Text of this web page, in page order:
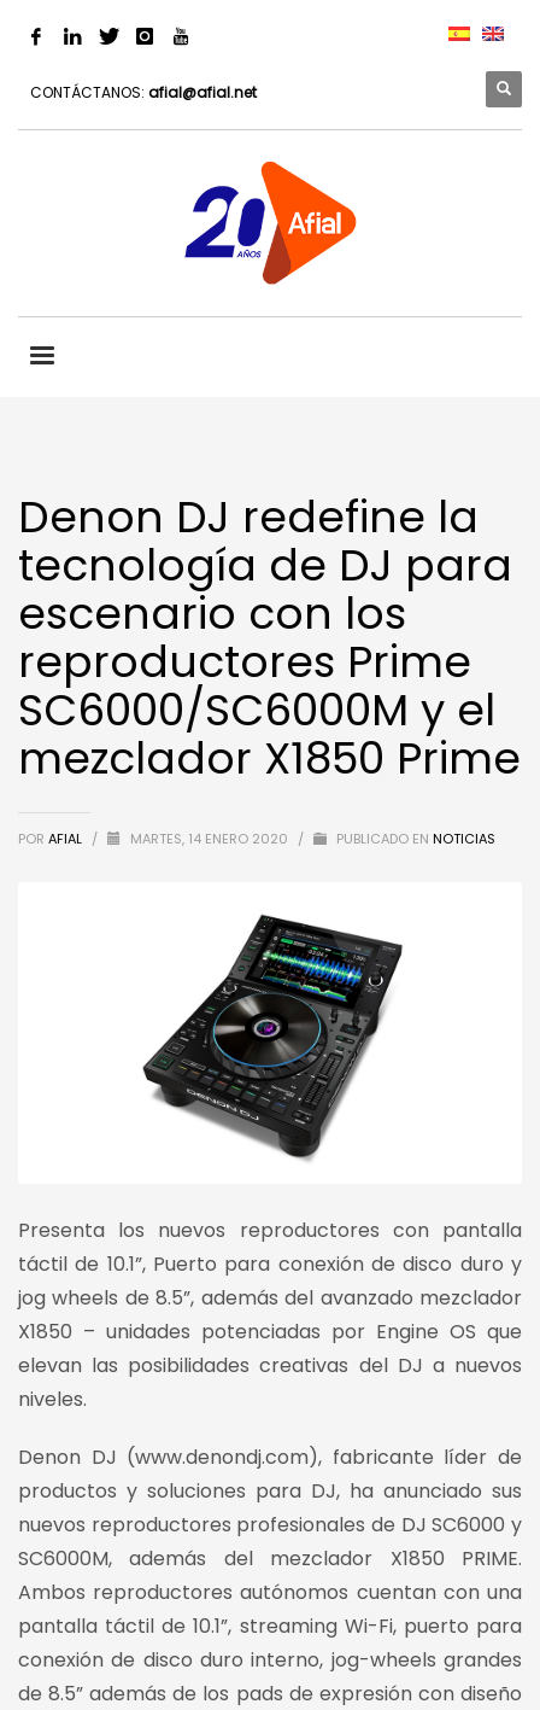
CONTÁCTANOS: afial@afial.net
Denon DJ redefine la
tecnología de DJ para
escenario con los
reproductores Prime
SC6000/SC6000M y el
mezclador X1850 Prime
POR AFIAL / MARTES, 14 ENERO 2020 / PUBLICADO EN NOTICIAS
Presenta los nuevos reproductores con pantalla
táctil de 10.1”, Puerto para conexión de disco duro y
jog wheels de 8.5”, además del avanzado mezclador
X1850 – unidades potenciadas por Engine OS que
elevan las posibilidades creativas del DJ a nuevos
niveles.
Denon DJ (www.denondj.com), fabricante líder de
productos y soluciones para DJ, ha anunciado sus
nuevos reproductores profesionales de DJ SC6000 y
SC6000M, además del mezclador X1850 PRIME.
Ambos reproductores autónomos cuentan con una
pantalla táctil de 10.1”, streaming Wi-Fi, puerto para
conexión de disco duro interno, jog-wheels grandes
de 8.5” además de los pads de expresión con diseño